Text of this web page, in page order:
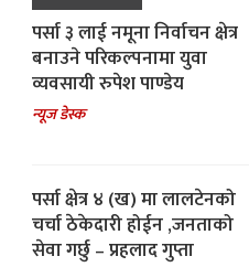
पर्सा ३ लाई नमूना निर्वाचन क्षेत्र
बनाउने परिकल्पनामा युवा
व्यवसायी रुपेश पाण्डेय
न्यूज डेस्क
पर्सा क्षेत्र ४ (ख) मा लालटेनको
चर्चा ठेकेदारी होईन ,जनताको
सेवा गर्छु – प्रहलाद गुप्ता